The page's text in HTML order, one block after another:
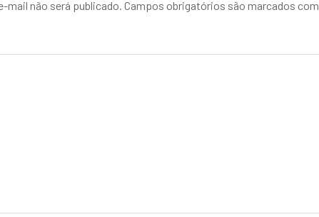
mail não será publicado. Campos obrigatórios são marcados com